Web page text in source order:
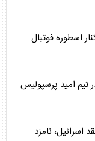
دوره ۳۰ ساله در کنار اسطوره فوتبال
امید پرسپولیس
نامزد